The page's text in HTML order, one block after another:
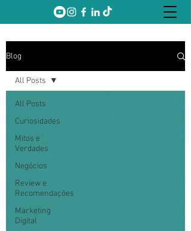
Blog
All Posts
Curiosidades
Mitos e
Verdades
Negócios
Review e
Recomendações
Marketing
Digital
All Posts